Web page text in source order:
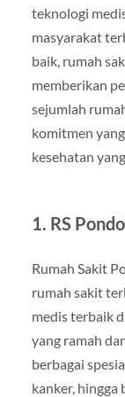
teknologi
masyarakat
baik, rumah
memberikan
sejumlah
komitmen
kesehatan
1. RS
Rumah Sakit
rumah sakit
medis terbaik
yang ramah
berbagai
kanker, hingga